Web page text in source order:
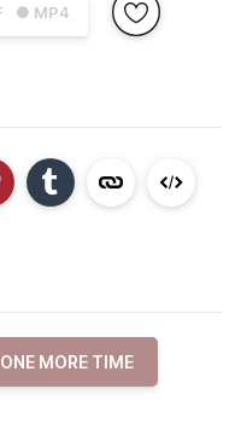
● MP4
ONE MORE TIME